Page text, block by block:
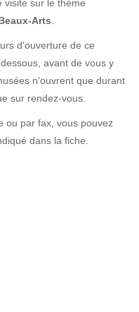
visite sur le thème
Arts
d'ouverture de ce
avant de vous y
n'ouvrent que durant
sur rendez-vous.
ou par fax, vous pouvez
dans la fiche.